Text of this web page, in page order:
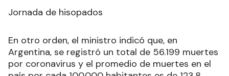
Jornada de hisopados
En otro orden, el ministro indicó que, en
Argentina, se registró un total de 56.199 muertes
por coronavirus y el promedio de muertes en el